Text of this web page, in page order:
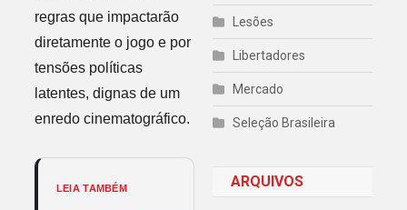
regras que impactarão
diretamente o jogo e por
tensões políticas
latentes, dignas de um
enredo cinematográfico.
LEIA TAMBÉM
Lesões
Libertadores
Mercado
Seleção Brasileira
ARQUIVOS